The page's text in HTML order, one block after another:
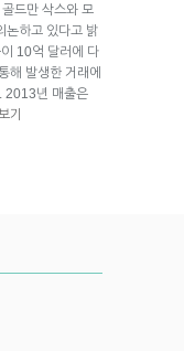
드만 삭스와 모
논하고 있다고 밝
10억 달러에 다
해 발생한 거래에
2013년 매출은
기